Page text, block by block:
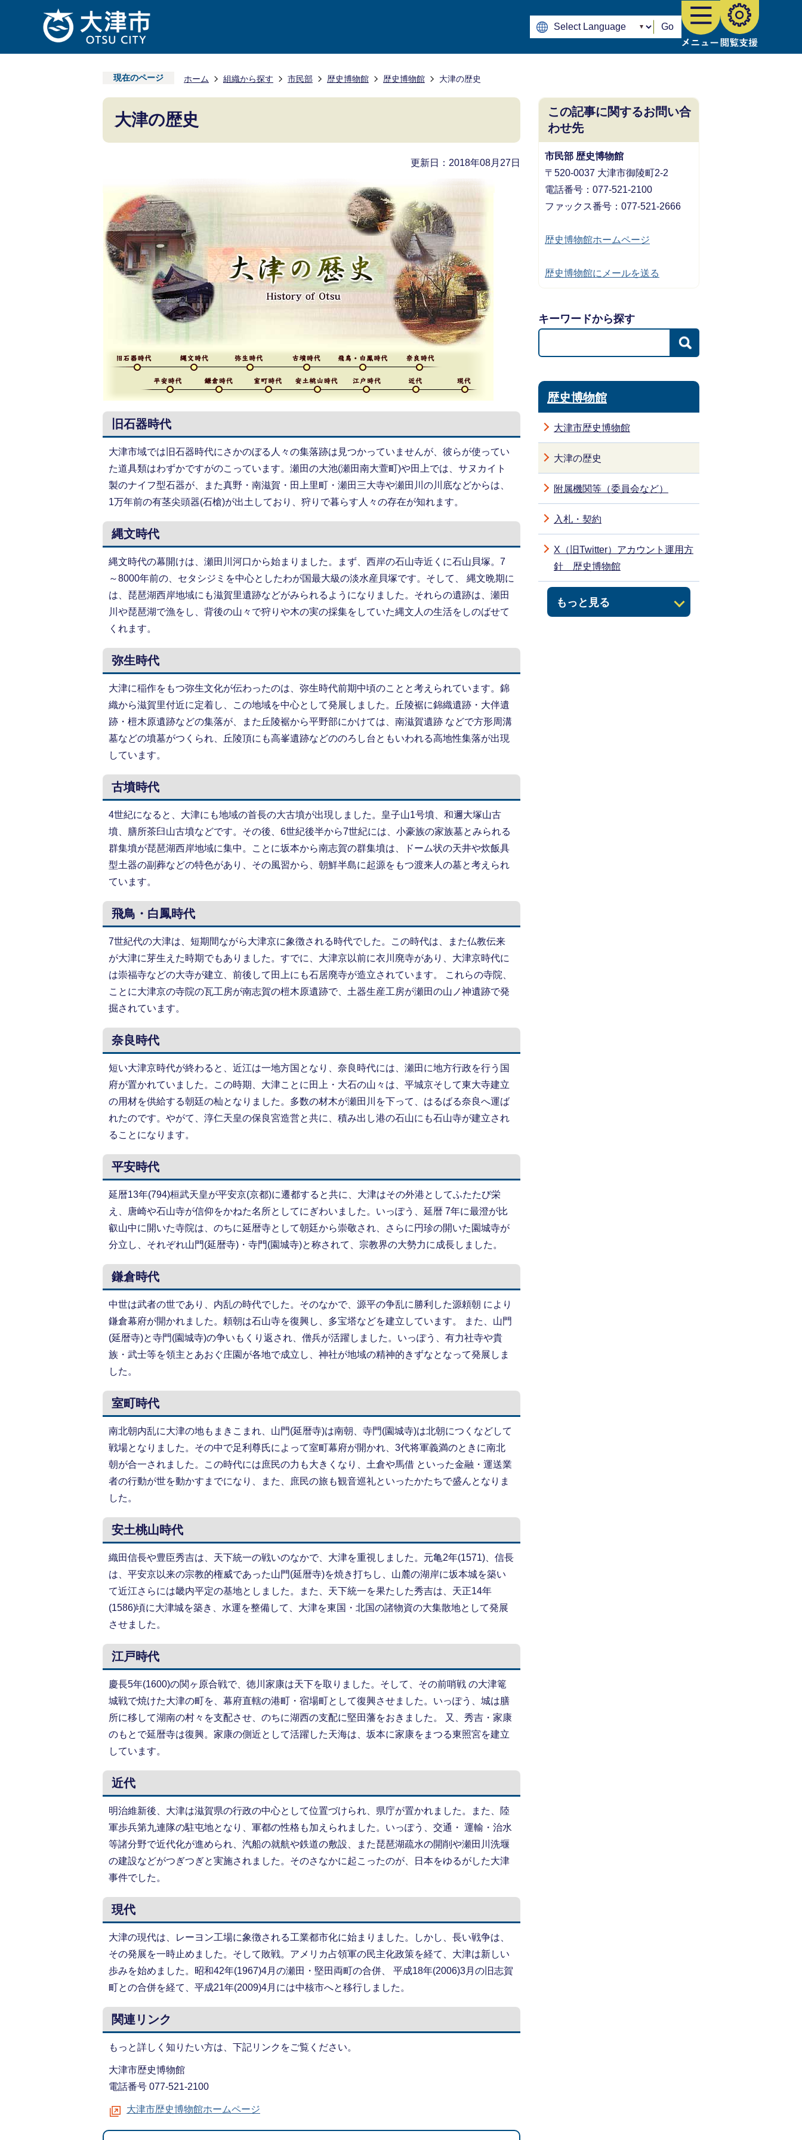
Go
現在のページ ホーム 組織から探す 市民部 歴史博物館 歴史博物館 大津の歴史
大津の歴史
更新日：2018年08月27日
旧石器時代
大津市域では旧石器時代にさかのぼる人々の集落跡は見つかっていませんが、彼らが使ってい
た道具類はわずかですがのこっています。瀬田の大池(瀬田南大萱町)や田上では、サヌカイト
製のナイフ型石器が、また真野・南滋賀・田上里町・瀬田三大寺や瀬田川の川底などからは、
1万年前の有茎尖頭器(石槍)が出土しており、狩りで暮らす人々の存在が知れます。
縄文時代
縄文時代の幕開けは、瀬田川河口から始まりました。まず、西岸の石山寺近くに石山貝塚。7
～8000年前の、セタシジミを中心としたわが国最大級の淡水産貝塚です。そして、 縄文晩期に
は、琵琶湖西岸地域にも滋賀里遺跡などがみられるようになりました。それらの遺跡は、瀬田
川や琵琶湖で漁をし、背後の山々で狩りや木の実の採集をしていた縄文人の生活をしのばせて
くれます。
弥生時代
大津に稲作をもつ弥生文化が伝わったのは、弥生時代前期中頃のことと考えられています。錦
織から滋賀里付近に定着し、この地域を中心として発展しました。丘陵裾に錦織遺跡・大伴遺
跡・榿木原遺跡などの集落が、また丘陵裾から平野部にかけては、南滋賀遺跡 などで方形周溝
墓などの墳墓がつくられ、丘陵頂にも高峯遺跡などののろし台ともいわれる高地性集落が出現
しています。
古墳時代
4世紀になると、大津にも地域の首長の大古墳が出現しました。皇子山1号墳、和邇大塚山古
墳、膳所茶臼山古墳などです。その後、6世紀後半から7世紀には、小豪族の家族墓とみられる
群集墳が琵琶湖西岸地域に集中。ことに坂本から南志賀の群集墳は、ドーム状の天井や炊飯具
型土器の副葬などの特色があり、その風習から、朝鮮半島に起源をもつ渡来人の墓と考えられ
ています。
飛鳥・白鳳時代
7世紀代の大津は、短期間ながら大津京に象徴される時代でした。この時代は、また仏教伝来
が大津に芽生えた時期でもありました。すでに、大津京以前に衣川廃寺があり、大津京時代に
は崇福寺などの大寺が建立、前後して田上にも石居廃寺が造立されています。 これらの寺院、
ことに大津京の寺院の瓦工房が南志賀の榿木原遺跡で、土器生産工房が瀬田の山ノ神遺跡で発
掘されています。
奈良時代
短い大津京時代が終わると、近江は一地方国となり、奈良時代には、瀬田に地方行政を行う国
府が置かれていました。この時期、大津ことに田上・大石の山々は、平城京そして東大寺建立
の用材を供給する朝廷の杣となりました。多数の材木が瀬田川を下って、はるばる奈良へ運ば
れたのです。やがて、淳仁天皇の保良宮造営と共に、積み出し港の石山にも石山寺が建立され
ることになります。
平安時代
延暦13年(794)桓武天皇が平安京(京都)に遷都すると共に、大津はその外港としてふたたび栄
え、唐崎や石山寺が信仰をかねた名所としてにぎわいました。いっぽう、延暦 7年に最澄が比
叡山中に開いた寺院は、のちに延暦寺として朝廷から崇敬され、さらに円珍の開いた園城寺が
分立し、それぞれ山門(延暦寺)・寺門(園城寺)と称されて、宗教界の大勢力に成長しました。
鎌倉時代
中世は武者の世であり、内乱の時代でした。そのなかで、源平の争乱に勝利した源頼朝 により
鎌倉幕府が開かれました。頼朝は石山寺を復興し、多宝塔などを建立しています。 また、山門
(延暦寺)と寺門(園城寺)の争いもくり返され、僧兵が活躍しました。いっぽう、有力社寺や貴
族・武士等を領主とあおぐ庄園が各地で成立し、神社が地域の精神的きずなとなって発展しま
した。
室町時代
南北朝内乱に大津の地もまきこまれ、山門(延暦寺)は南朝、寺門(園城寺)は北朝につくなどして
戦場となりました。その中で足利尊氏によって室町幕府が開かれ、3代将軍義満のときに南北
朝が合一されました。この時代には庶民の力も大きくなり、土倉や馬借 といった金融・運送業
者の行動が世を動かすまでになり、また、庶民の旅も観音巡礼といったかたちで盛んとなりま
した。
安土桃山時代
織田信長や豊臣秀吉は、天下統一の戦いのなかで、大津を重視しました。元亀2年(1571)、信長
は、平安京以来の宗教的権威であった山門(延暦寺)を焼き打ちし、山麓の湖岸に坂本城を築い
て近江さらには畿内平定の基地としました。また、天下統一を果たした秀吉は、天正14年
(1586)頃に大津城を築き、水運を整備して、大津を東国・北国の諸物資の大集散地として発展
させました。
江戸時代
慶長5年(1600)の関ヶ原合戦で、徳川家康は天下を取りました。そして、その前哨戦 の大津篭
城戦で焼けた大津の町を、幕府直轄の港町・宿場町として復興させました。いっぽう、城は膳
所に移して湖南の村々を支配させ、のちに湖西の支配に堅田藩をおきました。 又、秀吉・家康
のもとで延暦寺は復興。家康の側近として活躍した天海は、坂本に家康をまつる東照宮を建立
しています。
近代
明治維新後、大津は滋賀県の行政の中心として位置づけられ、県庁が置かれました。また、陸
軍歩兵第九連隊の駐屯地となり、軍都の性格も加えられました。いっぽう、交通・ 運輸・治水
等諸分野で近代化が進められ、汽船の就航や鉄道の敷設、また琵琶湖疏水の開削や瀬田川洗堰
の建設などがつぎつぎと実施されました。そのさなかに起こったのが、日本をゆるがした大津
事件でした。
現代
大津の現代は、レーヨン工場に象徴される工業都市化に始まりました。しかし、長い戦争は、
その発展を一時止めました。そして敗戦。アメリカ占領軍の民主化政策を経て、大津は新しい
歩みを始めました。昭和42年(1967)4月の瀬田・堅田両町の合併、 平成18年(2006)3月の旧志賀
町との合併を経て、平成21年(2009)4月には中核市へと移行しました。
関連リンク
もっと詳しく知りたい方は、下記リンクをご覧ください。
大津市歴史博物館
電話番号 077-521-2100
大津市歴史博物館ホームページ
この記事に関するお問い合
わせ先
市民部 歴史博物館
〒520-0037 大津市御陵町2-2
電話番号：077-521-2100
ファックス番号：077-521-2666
歴史博物館ホームページ
歴史博物館にメールを送る
キーワードから探す
歴史博物館
大津市歴史博物館
大津の歴史
附属機関等（委員会など）
もっと見る
入札・契約
X（旧Twitter）アカウント運用方
針 歴史博物館